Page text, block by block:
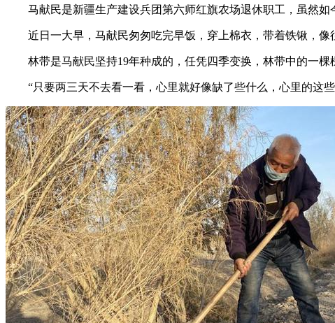
马献民是新疆生产建设兵团第六师红旗农场退休职工，虽然如
近日一大早，马献民匆匆吃完早饭，穿上棉衣，带着铁锹，像
林带是马献民坚持19年种成的，任凭四季变换，林带中的一棵
“只要两三天不去看一看，心里就好像缺了些什么，心里的这些